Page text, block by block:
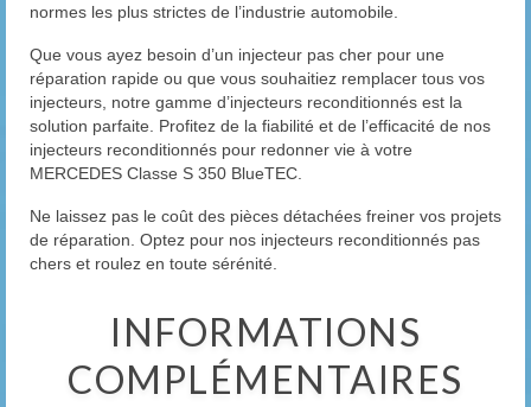
normes les plus strictes de l’industrie automobile.
Que vous ayez besoin d’un injecteur pas cher pour une
réparation rapide ou que vous souhaitiez remplacer tous vos
injecteurs, notre gamme d’injecteurs reconditionnés est la
solution parfaite. Profitez de la fiabilité et de l’efficacité de nos
injecteurs reconditionnés pour redonner vie à votre
MERCEDES Classe S 350 BlueTEC.
Ne laissez pas le coût des pièces détachées freiner vos projets
de réparation. Optez pour nos injecteurs reconditionnés pas
chers et roulez en toute sérénité.
INFORMATIONS
COMPLÉMENTAIRES